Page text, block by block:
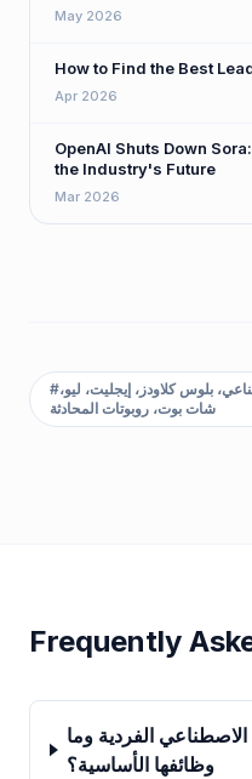
May 2026
How to Find the Best
Apr 2026
OpenAI Shuts Down
the Industry's Future
Mar 2026
#بلوس كلاودز، إيجليت، ليو،
شات بوت، روبوتات المحادثة
Frequently
الاصطناعي الفردية وما
وظائفها الأساسية؟